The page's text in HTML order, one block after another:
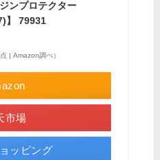
ンプロテクター
】 79931
| Amazon調べ）
市場
ッピング